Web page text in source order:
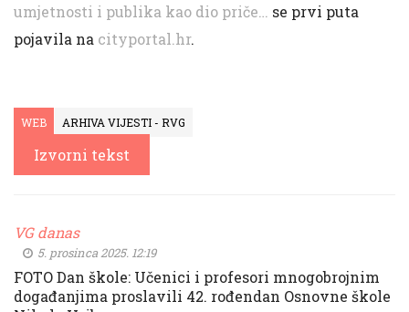
umjetnosti i publika kao dio priče…
se prvi puta
pojavila na cityportal.hr.
WEB ARHIVA VIJESTI - RVG
Izvorni tekst
VG danas
5. prosinca 2025. 12:19
FOTO Dan škole: Učenici i profesori mnogobrojnim
događanjima proslavili 42. rođendan Osnovne škole